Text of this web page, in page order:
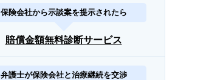
保険会社から示談案を提示されたら
賠償金額無料診断サービス
弁護士が保険会社と治療継続を交渉